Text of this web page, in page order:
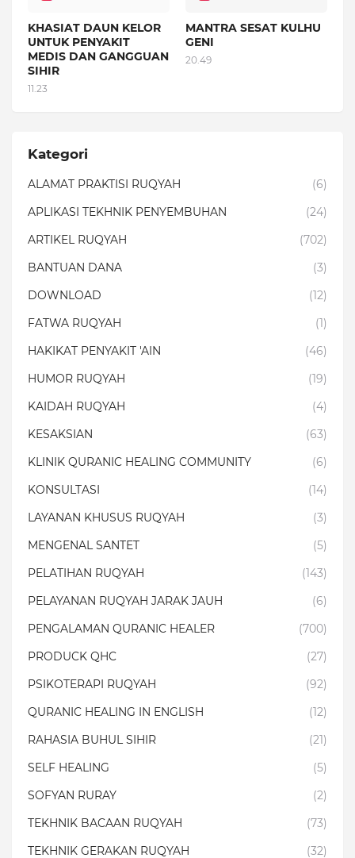
KHASIAT DAUN KELOR
UNTUK PENYAKIT
MEDIS DAN GANGGUAN
SIHIR
11.23
MANTRA SESAT KULHU
GENI
20.49
Kategori
ALAMAT PRAKTISI RUQYAH
(6)
APLIKASI TEKHNIK PENYEMBUHAN
(24)
ARTIKEL RUQYAH
(702)
BANTUAN DANA
(3)
DOWNLOAD
(12)
FATWA RUQYAH
(1)
HAKIKAT PENYAKIT 'AIN
(46)
HUMOR RUQYAH
(19)
KAIDAH RUQYAH
(4)
KESAKSIAN
(63)
KLINIK QURANIC HEALING COMMUNITY
(6)
KONSULTASI
(14)
LAYANAN KHUSUS RUQYAH
(3)
MENGENAL SANTET
(5)
PELATIHAN RUQYAH
(143)
PELAYANAN RUQYAH JARAK JAUH
(6)
PENGALAMAN QURANIC HEALER
(700)
PRODUCK QHC
(27)
PSIKOTERAPI RUQYAH
(92)
QURANIC HEALING IN ENGLISH
(12)
RAHASIA BUHUL SIHIR
(21)
SELF HEALING
(5)
SOFYAN RURAY
(2)
TEKHNIK BACAAN RUQYAH
(73)
TEKHNIK GERAKAN RUQYAH
(32)